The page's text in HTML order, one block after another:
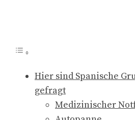
Hier sind Spanische
gefragt
Medizinischer